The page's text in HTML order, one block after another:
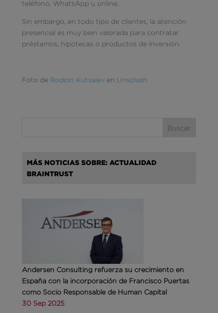
teléfono, WhatsApp u online.
Sin embargo, en todo tipo de clientes, la atención
presencial es muy bien valorada para contratar
préstamos, hipotecas o productos de inversión.
Foto de Rodion Kutsaieven Unsplash
MÁS NOTICIAS SOBRE: ACTUALIDAD
BRAINTRUST
Andersen Consulting refuerza su crecimiento en
España con la incorporación de Francisco Puertas
como Socio Responsable de Human Capital
30 Sep 2025